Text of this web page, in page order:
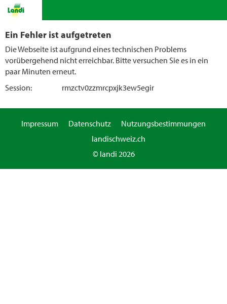
Ein Fehler ist aufgetreten
Die Webseite ist aufgrund eines technischen Problems
vorübergehend nicht erreichbar. Bitte versuchen Sie es in ein
paar Minuten erneut.
Session:
rmzctv0zzmrcpxjk3ew5egir
Impressum Datenschutz
Nutzungsbestimmungen
landischweiz.ch
© landi 2026